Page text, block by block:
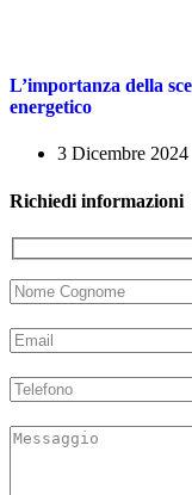
L’importanza della
energetico
3 Dicembre 2024
Richiedi informazioni